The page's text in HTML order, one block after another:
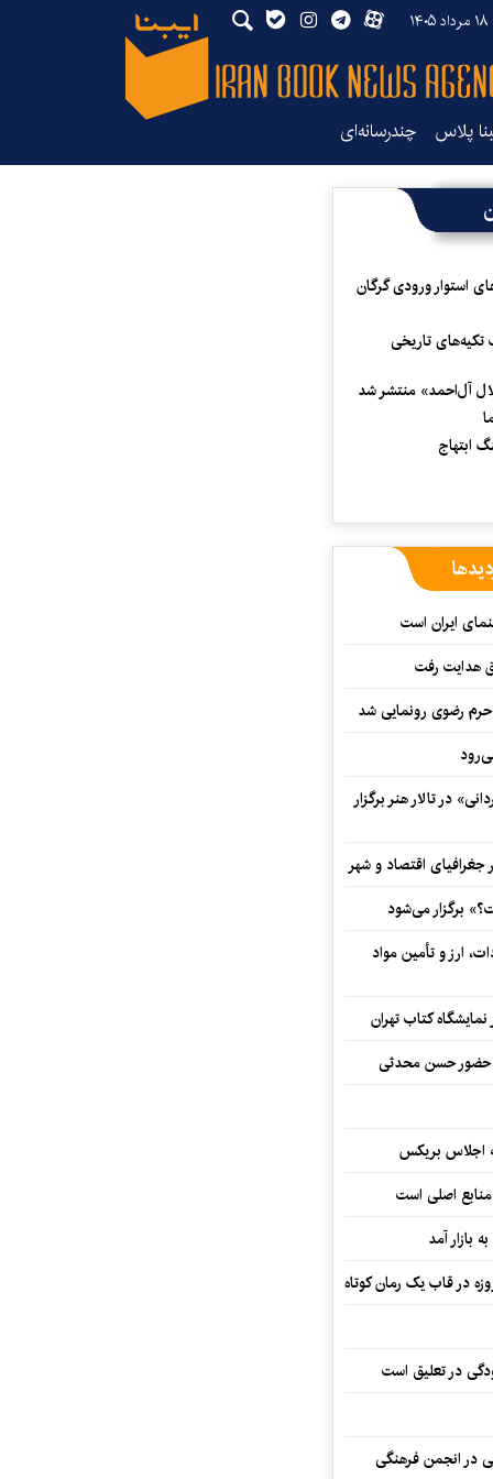
پلاس چندرسانه‌ای
استوار ورودی گرگان
تکیه‌های تاریخی
آل‌احمد» منتشر شد
ابتهاج
ایران است
هدایت رفت
حرم رضوی رونمایی شد
در تالار هنر برگزار
اقتصاد و شهر
برگزار می‌شود
ارز و تأمین مواد
کتاب تهران
حضور حسن محدثی
اجلاس بریکس
منابع اصلی است
بازار آمد
در تعلیق است
در انجمن فرهنگی